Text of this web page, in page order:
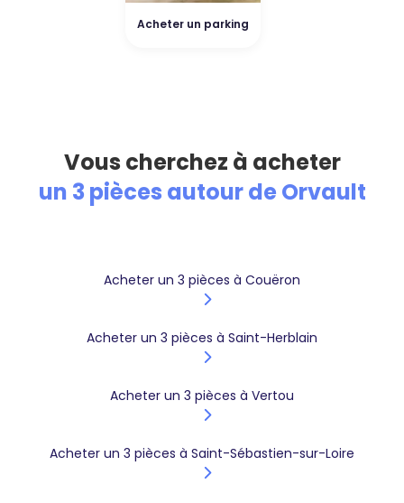
Acheter un parking
Vous cherchez à acheter
un 3 pièces autour de Orvault
Acheter un 3 pièces à Couëron
Acheter un 3 pièces à Saint-Herblain
Acheter un 3 pièces à Vertou
Acheter un 3 pièces à Saint-Sébastien-sur-Loire